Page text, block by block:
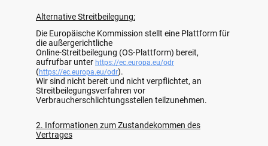
Alternative Streitbeilegung:
Die Europäische Kommission stellt eine Plattform für
die außergerichtliche
Online-Streitbeilegung (OS-Plattform) bereit,
aufrufbar unter https://ec.europa.eu/odr
(https://ec.europa.eu/odr).
Wir sind nicht bereit und nicht verpflichtet, an
Streitbeilegungsverfahren vor
Verbraucherschlichtungsstellen teilzunehmen.
2. Informationen zum Zustandekommen des
Vertrages